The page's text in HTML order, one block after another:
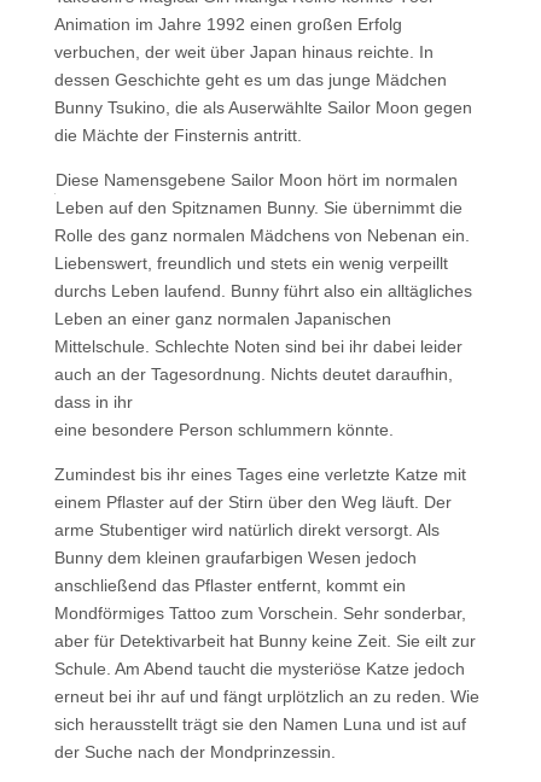
Animation im Jahre 1992 einen großen Erfolg
verbuchen, der weit über Japan hinaus reichte. In
dessen Geschichte geht es um das junge Mädchen
Bunny Tsukino, die als Auserwählte Sailor Moon gegen
die Mächte der Finsternis antritt.
Diese Namensgebene Sailor Moon hört im normalen
Leben auf den Spitznamen Bunny. Sie übernimmt die
Rolle des ganz normalen Mädchens von Nebenan ein.
Liebenswert, freundlich und stets ein wenig verpeillt
durchs Leben laufend. Bunny führt also ein alltägliches
Leben an einer ganz normalen Japanischen
Mittelschule. Schlechte Noten sind bei ihr dabei leider
auch an der Tagesordnung. Nichts deutet daraufhin,
dass in ihr
eine besondere Person schlummern könnte.
Zumindest bis ihr eines Tages eine verletzte Katze mit
einem Pflaster auf der Stirn über den Weg läuft. Der
arme Stubentiger wird natürlich direkt versorgt. Als
Bunny dem kleinen graufarbigen Wesen jedoch
anschließend das Pflaster entfernt, kommt ein
Mondförmiges Tattoo zum Vorschein. Sehr sonderbar,
aber für Detektivarbeit hat Bunny keine Zeit. Sie eilt zur
Schule. Am Abend taucht die mysteriöse Katze jedoch
erneut bei ihr auf und fängt urplötzlich an zu reden. Wie
sich herausstellt trägt sie den Namen Luna und ist auf
der Suche nach der Mondprinzessin.